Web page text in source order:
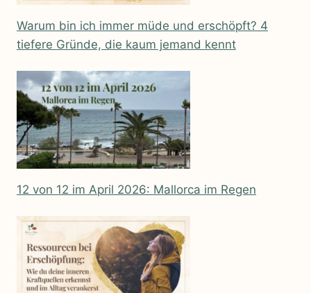
Warum bin ich immer müde und erschöpft? 4
tiefere Gründe, die kaum jemand kennt
12 von 12 im April 2026: Mallorca im Regen